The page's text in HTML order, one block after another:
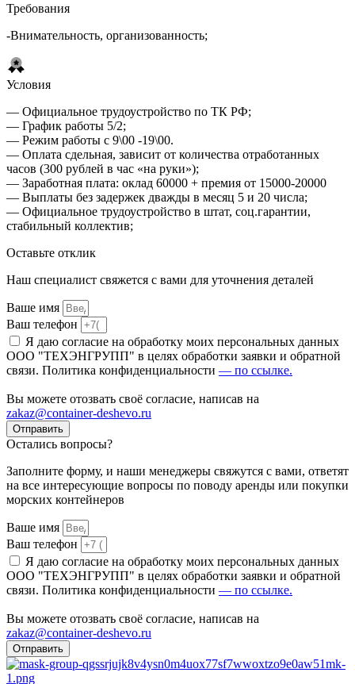
Требования
-Внимательность, организованность;
Условия
— Официальное трудоустройство по ТК РФ;
— График работы 5/2;
— Режим работы с 9\00 -19\00.
— Оплата сдельная, зависит от количества отработанных
часов (300 рублей в час «на руки»);
— Заработная плата: оклад 60000 + премия от 15000-20000
— Выплаты без задержек дважды в месяц 5 и 20 числа;
— Официальное трудоустройство в штат, соц.гарантии,
стабильный коллектив;
Оставьте отклик
Наш специалист свяжется с вами для уточнения деталей
Ваше имя
Ваш телефон
Я даю согласие на обработку моих персональных данных
ООО "ТЕХЭНГРУПП" в целях обработки заявки и обратной
связи. Политика конфиденциальности — по ссылке.
Вы можете отозвать своё согласие, написав на
zakaz@container-deshevo.ru
Отправить
Остались вопросы?
Заполните форму, и наши менеджеры свяжутся с вами, ответят
на все интересующие вопросы по поводу аренды или покупки
морских контейнеров
Ваше имя
Ваш телефон
Я даю согласие на обработку моих персональных данных
ООО "ТЕХЭНГРУПП" в целях обработки заявки и обратной
связи. Политика конфиденциальности — по ссылке.
Вы можете отозвать своё согласие, написав на
zakaz@container-deshevo.ru
Отправить